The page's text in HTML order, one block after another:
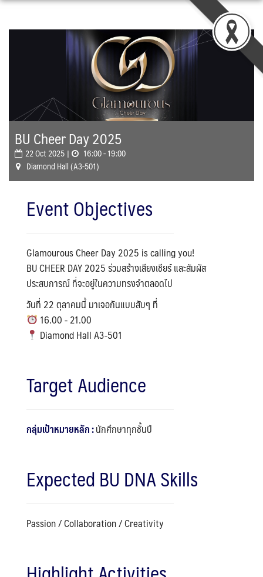
Skip
BU Cheer Day 2025
22 Oct 2025 |
16:00 - 19:00
Diamond Hall (A3-501)
Event Objectives
Glamourous Cheer Day 2025 is calling you!
BU CHEER DAY 2025 ร่วมสร้างเสียงเชียร์ และสัมผัส
ประสบการณ์ ที่จะอยู่ในความทรงจำตลอดไป
วันที่ 22 ตุลาคมนี้ มาเจอกันแบบสับๆ ที่
16.00 - 21.00
Diamond Hall A3-501
Target Audience
กลุ่มเป้าหมายหลัก :นักศึกษาทุกชั้นปี
Expected BU DNA Skills
Passion / Collaboration / Creativity